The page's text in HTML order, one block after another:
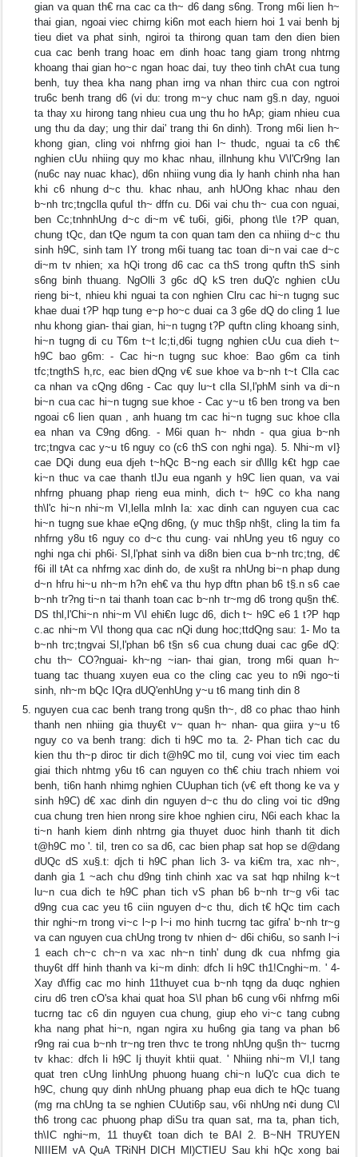
gian va quan th€ rna cac ca th~ d6 dang s6ng. Trong m6i lien h~
thai gian, ngoai viec chirng ki6n mot each hiern hoi 1 vai benh bj
tieu diet va phat sinh, ngiroi ta thirong quan tam den dien bien
cua cac benh trang hoac em dinh hoac tang giam trong nhtrng
khoang thai gian ho~c ngan hoac dai, tuy theo tinh chAt cua tung
benh, tuy thea kha nang phan irng va nhan thirc cua con ngtroi
tru6c benh trang d6 (vi du: trong m~y chuc nam g§.n day, nguoi
ta thay xu hirong tang nhieu cua ung thu ho hAp; giam nhieu cua
ung thu da day; ung thir dai' trang thi 6n dinh). Trong m6i lien h~
khong gian, cling voi nhfrng gioi han l~ thudc, nguai ta c6 th€
nghien cUu nhiing quy mo khac nhau, illnhung khu V\l'Cr9ng Ian
(nu6c nay nuac khac), d6n nhiing vung dia ly hanh chinh nha han
khi c6 nhung d~c thu. khac nhau, anh hUOng khac nhau den
b~nh trc;tngclla qufuI th~ dffn cu. D6i vai chu th~ cua con nguai,
ben Cc;tnhnhUng d~c di~m v€ tu6i, gi6i, phong t\le t?P quan,
chung tQc, dan tQe ngum ta con quan tam den ca nhiing d~c thu
sinh h9C, sinh tam IY trong m6i tuang tac toan di~n vai cae d~c
di~m tv nhien; xa hQi trong d6 cac ca thS trong quftn thS sinh
s6ng binh thuang. NgOlli 3 g6c dQ kS tren duQ'c nghien cUu
rieng bi~t, nhieu khi nguai ta con nghien Clru cac hi~n tugng suc
khae duai t?P hqp tung e~p ho~c duai ca 3 g6e dQ do cling 1 lue
nhu khong gian- thai gian, hi~n tugng t?P quftn cling khoang sinh,
hi~n tugng di cu T6m t~t lc;ti,d6i tugng nghien cUu cua dieh t~
h9C bao g6m: - Cac hi~n tugng suc khoe: Bao g6m ca tinh
tfc;tngthS h,rc, eac bien dQng v€ sue khoe va b~nh t~t Clla cac
ca nhan va cQng d6ng - Cac quy lu~t clla Sl,l'phM sinh va di~n
bi~n cua cac hi~n tugng sue khoe - Cac y~u t6 ben trong va ben
ngoai c6 lien quan , anh huang tm cac hi~n tugng suc khoe clla
ea nhan va C9ng d6ng. - M6i quan h~ nhdn - qua giua b~nh
trc;tngva cac y~u t6 nguy co (c6 thS con nghi nga). 5. Nhi~m vI}
cae DQi dung eua djeh t~hQc B~ng each sir d\lllg k€t hgp cae
ki~n thuc va cae thanh tlJu eua nganh y h9C lien quan, va vai
nhfrng phuang phap rieng eua minh, dich t~ h9C co kha nang
th\l'c hi~n nhi~m Vl,lella mlnh Ia: xac dinh can nguyen cua cac
hi~n tugng sue khae eQng d6ng, (y muc th§p nh§t, cling la tim fa
nhfrng y8u t6 nguy co d~c thu cung· vai nhUng yeu t6 nguy co
nghi nga chi ph6i· Sl,l'phat sinh va di8n bien cua b~nh trc;tng, d€
f6i ill tAt ca nhfrng xac dinh do, de xu§t ra nhUng bi~n phap dung
d~n hfru hi~u nh~m h?n eh€ va thu hyp dftn phan b6 t§.n s6 cae
b~nh tr?ng ti~n tai thanh toan cac b~nh tr~mg d6 trong qu§n th€.
DS thl,l'Chi~n nhi~m V\l ehi€n lugc d6, dich t~ h9C e6 1 t?P hqp
c.ac nhi~m V\l thong qua cac nQi dung hoc;ttdQng sau: 1- Mo ta
b~nh trc;tngvai Sl,l'phan b6 t§n s6 cua chung duai cac g6e dQ:
chu th~ CO?nguai- kh~ng ~ian- thai gian, trong m6i quan h~
tuang tac thuang xuyen eua co the cling cac yeu to n9i ngo~ti
sinh, nh~m bQc IQra dUQ'enhUng y~u t6 mang tinh din 8
nguyen cua cac benh trang trong qu§n th~, d8 co phac thao hinh
thanh nen nhiing gia thuy€t v~ quan h~ nhan- qua giira y~u t6
nguy co va benh trang: dich ti h9C mo ta. 2- Phan tich cac du
kien thu th~p diroc tir dich t@h9C mo til, cung voi viec tim each
giai thich nhtmg y6u t6 can nguyen co th€ chiu trach nhiem voi
benh, ti6n hanh nhimg nghien CUuphan tich (v€ eft thong ke va y
sinh h9C) d€ xac dinh din nguyen d~c thu do cling voi tic d9ng
cua chung tren hien nrong sire khoe nghien ciru, N6i each khac la
ti~n hanh kiem dinh nhtrng gia thuyet duoc hinh thanh tit dich
t@h9C mo '. til, tren co sa d6, cac bien phap sat hop se d@dang
dUQc dS xu§.t: djch ti h9C phan lich 3- va ki€m tra, xac nh~,
danh gia 1 ~ach chu d9ng tinh chinh xac va sat hqp nhilng k~t
lu~n cua dich te h9C phan tich vS phan b6 b~nh tr~g v6i tac
d9ng cua cac yeu t6 ciin nguyen d~c thu, dich t€ hQc tim cach
thir nghi~rn trong vi~c l~p l~i mo hinh tucrng tac gifra' b~nh tr~g
va can nguyen cua chUng trong tv nhien d~ d6i chi6u, so sanh l~i
1 each ch~c ch~n va xac nh~n tinh' dung dk cua nhfmg gia
thuy6t dff hinh thanh va ki~m dinh: dfch Ii h9C th1!Cnghi~m. ' 4-
Xay d\ffig cac mo hinh 11thuyet cua b~nh tqng da duqc nghien
ciru d6 tren cO'sa khai quat hoa S\I phan b6 cung v6i nhfrng m6i
tucrng tac c6 din nguyen cua chung, giup eho vi~c tang cubng
kha nang phat hi~n, ngan ngira xu hu6ng gia tang va phan b6
r9ng rai cua b~nh tr~ng tren thvc te trong nhUng qu§n th~ tucrng
tv khac: dfch Ii h9C Ij thuyit khtii quat. ' Nhiing nhi~m Vl,l tang
quat tren cUng IinhUng phuong huang chi~n luQ'c cua dich te
h9C, chung quy dinh nhUng phuang phap eua dich te hQc tuang
(mg rna chUng ta se nghien CUuti6p sau, v6i nhUng n¢i dung C\l
th6 trong cac phuong phap diSu tra quan sat, rna ta, phan tich,
th\IC nghi~m, 11 thuy€t toan dich te BAI 2. B~NH TRUYEN
NIIIEM vA QuA TRiNH DICH Ml)CTIEU Sau khi hQc xong bai